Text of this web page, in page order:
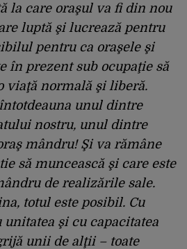
la care oraşul va fi din nou
luptă şi lucrează pentru
pentru ca oraşele şi
în prezent sub ocupaţie să
viaţă normală şi liberă.
unul dintre
nostru, unul dintre
mândru! Şi va rămâne
să muncească şi care este
de realizările sale.
totul este posibil. Cu
unitatea şi cu capacitatea
unii de alţii – toate